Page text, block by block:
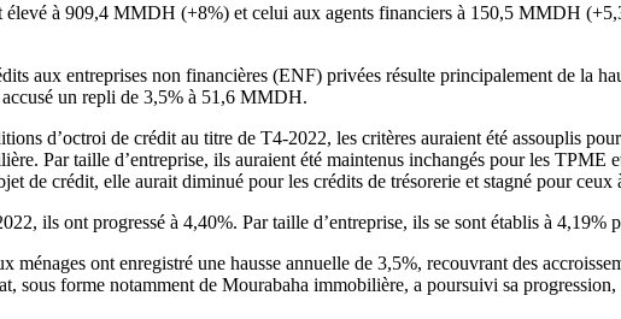
élevé à 909,4 MMDH (+8%) et celui aux agents financiers à 150,5 MMDH
aux entreprises non financières (ENF) privées résulte principalement de la
un repli de 3,5% à 51,6 MMDH.
d’octroi de crédit au titre de T4-2022, les critères auraient été assouplis
Par taille d’entreprise, ils auraient été maintenus inchangés pour les TPME
de crédit, elle aurait diminué pour les crédits de trésorerie et stagné pour
ils ont progressé à 4,40%. Par taille d’entreprise, ils se sont établis à
ont enregistré une hausse annuelle de 3,5%, recouvrant des
sous forme notamment de Mourabaha immobilière, a poursuivi sa